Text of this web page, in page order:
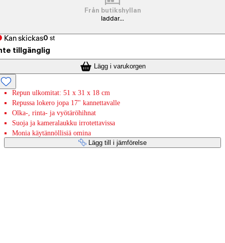
Från butikshyllan
laddar...
Kan skickas0 st
tillgänglig
Lägg i varukorgen
Repun ulkomitat: 51 x 31 x 18 cm
Repussa lokero jopa 17" kannettavalle
Olka-, rinta- ja vyötäröhihnat
Suoja ja kameralaukku irrotettavissa
Monia käytännöllisiä omina
Lägg till i jämförelse